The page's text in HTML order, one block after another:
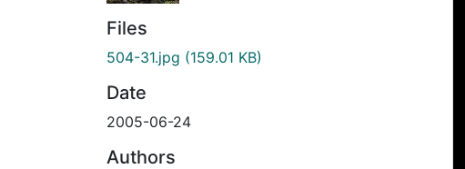
Files
504-31.jpg (159.01 KB)
Date
2005-06-24
Authors